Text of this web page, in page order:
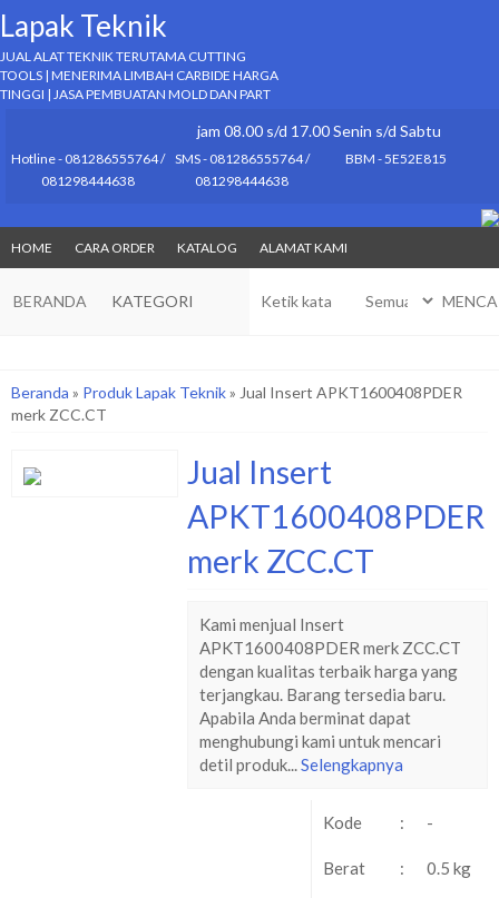
Lapak Teknik
JUAL ALAT TEKNIK TERUTAMA CUTTING
TOOLS | MENERIMA LIMBAH CARBIDE HARGA
TINGGI | JASA PEMBUATAN MOLD DAN PART
jam 08.00 s/d 17.00 Senin s/d Sabtu
Hotline - 081286555764 /
081298444638
SMS - 081286555764 /
081298444638
BBM - 5E52E815
HOME CARA ORDER KATALOG ALAMAT KAMI
BERANDA KATEGORI
Beranda » Produk Lapak Teknik» Jual Insert APKT1600408PDER
merk ZCC.CT
Jual Insert
APKT1600408PDER
merk ZCC.CT
Kami menjual Insert
APKT1600408PDER merk ZCC.CT
dengan kualitas terbaik harga yang
terjangkau. Barang tersedia baru.
Apabila Anda berminat dapat
menghubungi kami untuk mencari
detil produk...Selengkapnya
Kode : -
Berat : 0.5 kg